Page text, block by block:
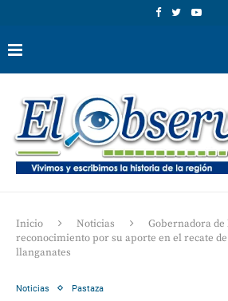
Inicio Noticias
Gobernadora
reconocimiento por su aporte en el recate
llanganates
Noticias Pastaza